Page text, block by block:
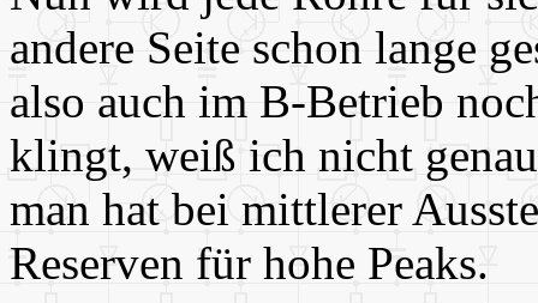
andere Seite schon lange
also auch im B-Betrieb
klingt, weiß ich nicht
man hat bei mittlerer
Reserven für hohe Peaks.